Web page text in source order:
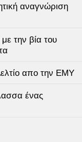
αναγνώριση
την βία του
απο την ΕΜΥ
ένας